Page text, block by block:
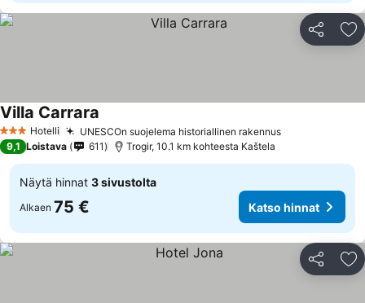
Jaa
3 Tähtiluokitus
Hotelli UNESCOn suojelema historiallinen rakennus
Villa Carrara
9,1 Loistava 611 Trogir, 10.1 km kohteesta Kaštela
Näytä hinnat 3 sivustolta
Alkaen 75 € Katso hinnat
Jaa